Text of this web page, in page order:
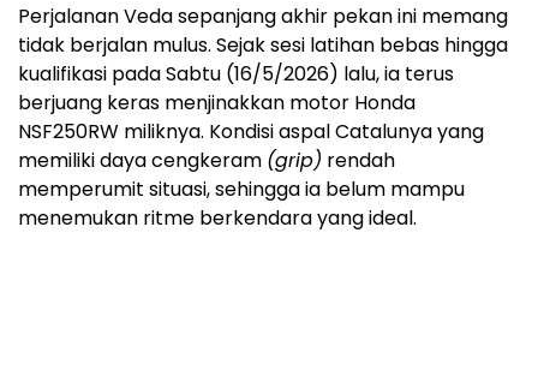
Perjalanan Veda sepanjang akhir pekan ini memang
tidak berjalan mulus. Sejak sesi latihan bebas hingga
kualifikasi pada Sabtu (16/5/2026) lalu, ia terus
berjuang keras menjinakkan motor Honda
NSF250RW miliknya. Kondisi aspal Catalunya yang
memiliki daya cengkeram (grip) rendah
memperumit situasi, sehingga ia belum mampu
menemukan ritme berkendara yang ideal.